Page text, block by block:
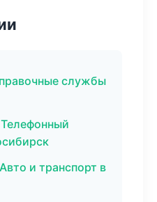
службы
и транспорт в